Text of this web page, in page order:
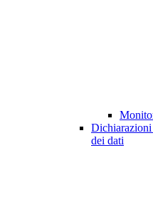
dei dati